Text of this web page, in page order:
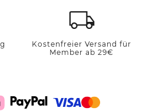
Kostenfreier Versand für
Member ab 29€